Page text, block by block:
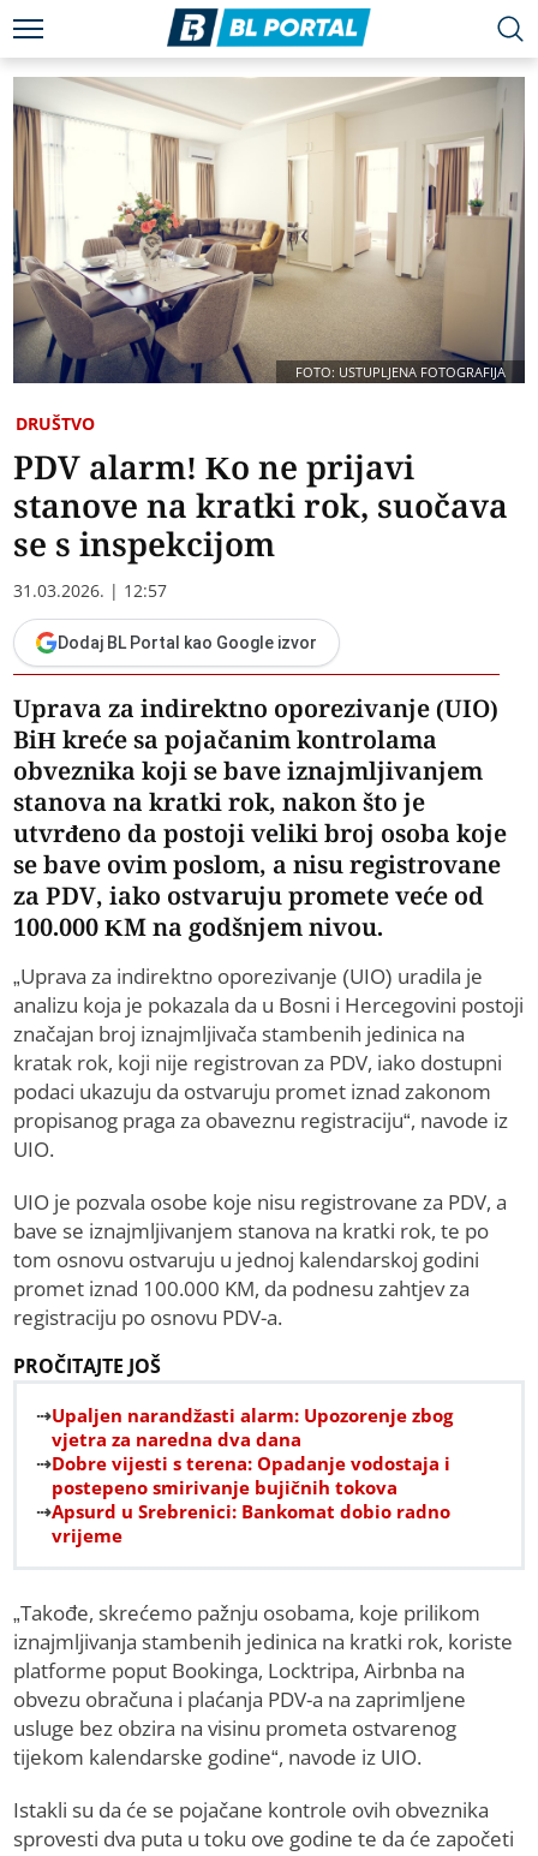
FOTO: USTUPLJENA FOTOGRAFIJA
DRUŠTVO
PDV alarm! Ko ne prijavi
stanove na kratki rok, suočava
se s inspekcijom
31.03.2026. | 12:57
Dodaj BL Portal kao Google izvor
Uprava za indirektno oporezivanje (UIO)
BiH kreće sa pojačanim kontrolama
obveznika koji se bave iznajmljivanjem
stanova na kratki rok, nakon što je
utvrđeno da postoji veliki broj osoba koje
se bave ovim poslom, a nisu registrovane
za PDV, iako ostvaruju promete veće od
100.000 KM na godšnjem nivou.
„Uprava za indirektno oporezivanje (UIO) uradila je
analizu koja je pokazala da u Bosni i Hercegovini postoji
značajan broj iznajmljivača stambenih jedinica na
kratak rok, koji nije registrovan za PDV, iako dostupni
podaci ukazuju da ostvaruju promet iznad zakonom
propisanog praga za obaveznu registraciju“, navode iz
UIO.
UIO je pozvala osobe koje nisu registrovane za PDV, a
bave se iznajmljivanjem stanova na kratki rok, te po
tom osnovu ostvaruju u jednoj kalendarskoj godini
promet iznad 100.000 KM, da podnesu zahtjev za
registraciju po osnovu PDV-a.
PROČITAJTE JOŠ
Upaljen narandžasti alarm: Upozorenje zbog
vjetra za naredna dva dana
Dobre vijesti s terena: Opadanje vodostaja i
postepeno smirivanje bujičnih tokova
Apsurd u Srebrenici: Bankomat dobio radno
vrijeme
„Takođe, skrećemo pažnju osobama, koje prilikom
iznajmljivanja stambenih jedinica na kratki rok, koriste
platforme poput Bookinga, Locktripa, Airbnba na
obvezu obračuna i plaćanja PDV-a na zaprimljene
usluge bez obzira na visinu prometa ostvarenog
tijekom kalendarske godine“, navode iz UIO.
Istakli su da će se pojačane kontrole ovih obveznika
sprovesti dva puta u toku ove godine te da će započeti